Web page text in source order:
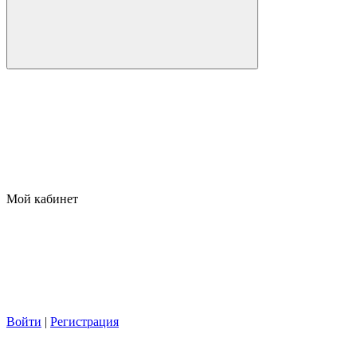
Мой кабинет
Войти | Регистрация